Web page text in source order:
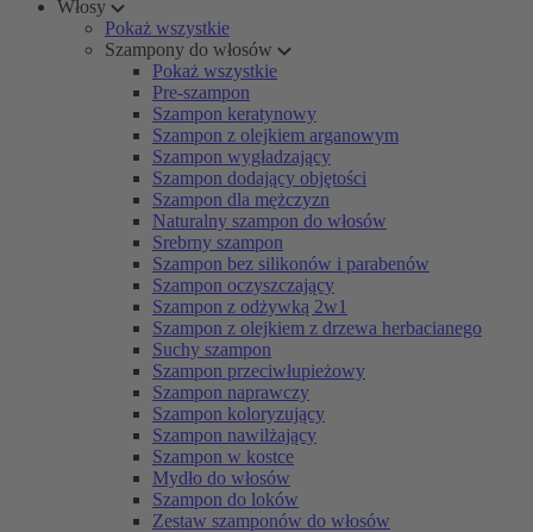
Włosy
Pokaż wszystkie
Szampony do włosów
Pokaż wszystkie
Pre-szampon
Szampon keratynowy
Szampon z olejkiem arganowym
Szampon wygładzający
Szampon dodający objętości
Szampon dla mężczyzn
Naturalny szampon do włosów
Srebrny szampon
Szampon bez silikonów i parabenów
Szampon oczyszczający
Szampon z odżywką 2w1
Szampon z olejkiem z drzewa herbacianego
Suchy szampon
Szampon przeciwłupieżowy
Szampon naprawczy
Szampon koloryzujący
Szampon nawilżający
Szampon w kostce
Mydło do włosów
Szampon do loków
Zestaw szamponów do włosów